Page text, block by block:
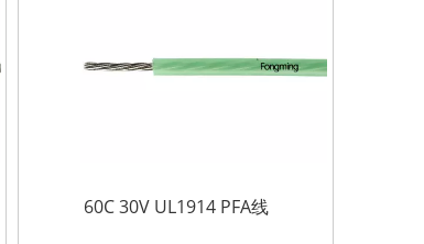
60C 30V UL1914 PFA线